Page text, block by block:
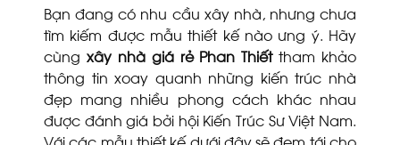
Bạn đang có nhu cầu xây nhà, nhưng chưa
tìm kiếm được mẫu thiết kế nào ưng ý. Hãy
cùng xây nhà giá rẻ Phan Thiếttham khảo
thông tin xoay quanh những kiến trúc nhà
đẹp mang nhiều phong cách khác nhau
được đánh giá bởi hội Kiến Trúc Sư Việt Nam.